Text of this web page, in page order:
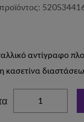
αντίγραφο
κασετίνα